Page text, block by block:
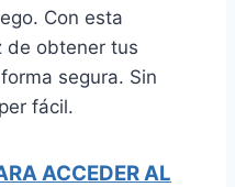
Con esta
de obtener tus
segura. Sin
fácil.
ACCEDER AL